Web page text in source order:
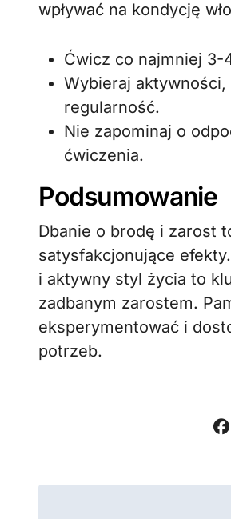
wpływać na kondycję
Ćwicz co najmniej 3-
Wybieraj aktywności,
regularność.
Nie zapominaj o
ćwiczenia.
Podsumowanie
Dbanie o brodę i zarost
satysfakcjonujące
i aktywny styl życia to
zadbanym zarostem.
eksperymentować i
potrzeb.